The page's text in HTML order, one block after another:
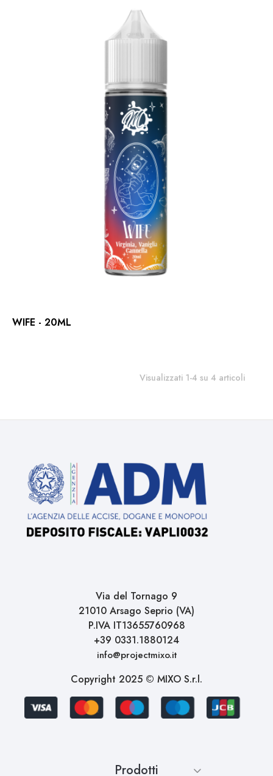
WIFE - 20ML
Visualizzati 1-4 su 4 articoli
Via del Tornago 9
21010 Arsago Seprio (VA)
P.IVA IT13655760968
+39 0331.1880124
info@projectmixo.it
Copyright 2025 © MIXO S.r.l.
Prodotti